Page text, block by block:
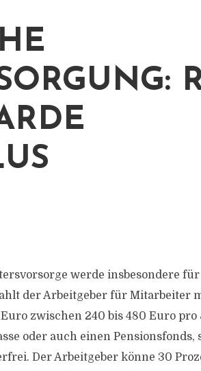
werde insbesondere
der Arbeitgeber für Mitarbeiter
zwischen 240 bis 480 Euro
oder auch einen Pensionsfonds,
Der Arbeitgeber könne 30